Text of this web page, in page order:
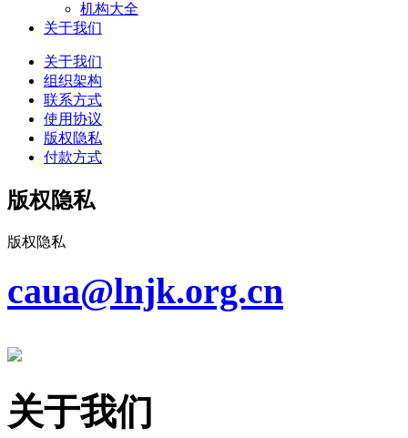
机构大全
关于我们
关于我们
组织架构
联系方式
使用协议
版权隐私
付款方式
版权隐私
版权隐私
caua@lnjk.org.cn
关于我们